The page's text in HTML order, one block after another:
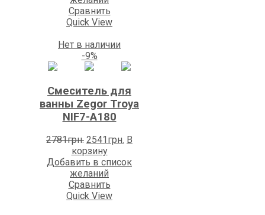
Сравнить
Quick View
Нет в наличии
-9%
Смеситель для
ванны Zegоr Troya
NIF7-A180
2781грн. Первоначальная
цена
составляла
2781грн..
2541 грн. Текущая
2541грн..
В
корзину
Добавить в список
желаний
Сравнить
Quick View